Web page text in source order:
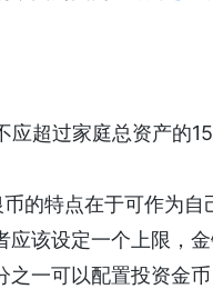
过家庭总资产的
特点在于可作为自
应该设定一个上限，
之一可以配置投资金